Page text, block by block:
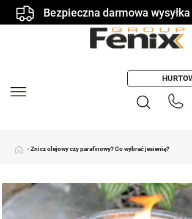
Bezpieczna darmowa wysyłka
» Znicz olejowy czy parafinowy? Co wybrać jesienią?